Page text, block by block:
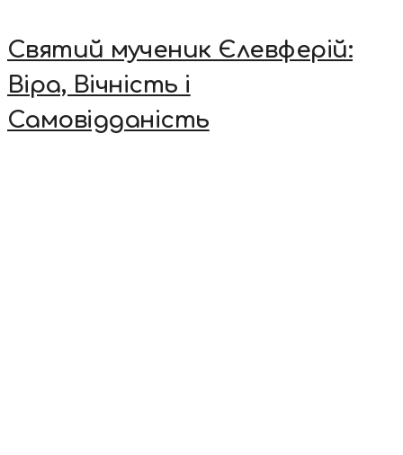
Святий мученик Єлевферій:
Віра, Вічність і
Самовідданість